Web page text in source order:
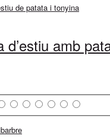
d’estiu amb